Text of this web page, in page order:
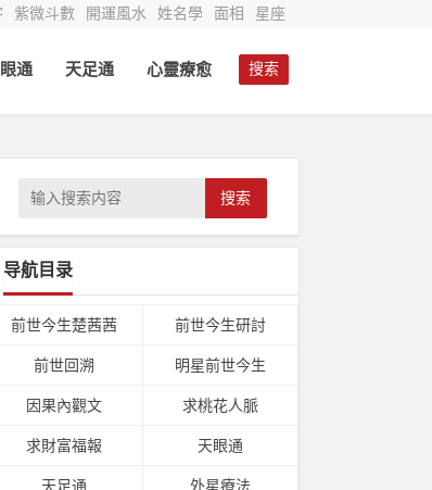
紫微斗數 開運風水 姓名學 面相
星座
搜索
通 天足通 心靈療愈
搜索
导航目录
前世今生楚茜茜 前世今生研討
前世回溯 明星前世今生
因果內觀文 求桃花人脈
求財富福報 天眼通
天足通 外星療法